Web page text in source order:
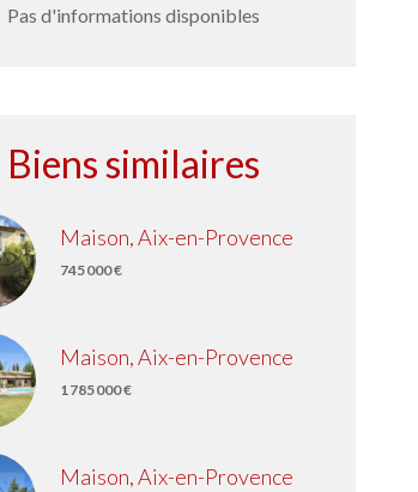
Pas d'informations disponibles
Biens similaires
Maison, Aix-en-Provence
745 000 €
Maison, Aix-en-Provence
1 785 000 €
Maison, Aix-en-Provence